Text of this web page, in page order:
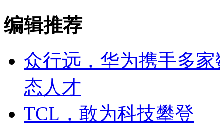
编辑推荐
众行远，华为携手多
态人才
TCL，敢为科技攀登